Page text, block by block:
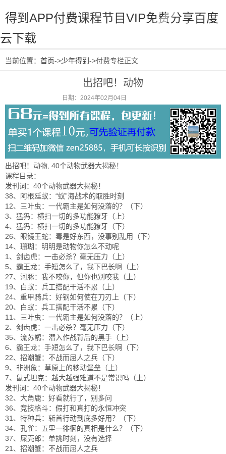
得到APP付费课程节目VIP免费分享百度
云下载
当前位置： 首页->少年得到 ->付费专栏正文
出招吧！动物
日期：2024年02月04日
出招吧！动物, 40个动物武器大揭秘！
课程目录：
发刊词：40个动物武器大揭秘！
38、阿根廷蚁：“蚁”海战术的取胜时刻
12、三叶虫：一代霸主是如何没落的？（下）
3、猛犸：横扫一切的多功能獠牙（上）
4、猛犸：横扫一切的多功能獠牙（下）
26、眼镜王蛇：毒是好东西，没事别乱用（下）
14、珊瑚：明明是动物你怎么不动呢
1、剑齿虎：一击必杀？毫无压力（上）
5、霸王龙：手短怎么了，我下巴长啊（上）
27、河豚：我不咬你，但你也别咬我（上）
19、白蚁：兵工搭配干活不累（上）
24、重甲骑兵：好钢如何使在刀刃上（下）
20、白蚁：兵工搭配干活不累（下）
11、三叶虫：一代霸主是如何没落的？（上）
2、剑齿虎：一击必杀？毫无压力（下）
35、流苏鹬：潜入作战背后的黑手（上）
6、霸王龙：手短怎么了，我下巴长啊（下）
22、招潮蟹：不战而屈人之兵（下）
9、非洲象：草原上的移动堡垒（上）
7、鼠式坦克：越大越强难道不是常识吗（上）
发刊词：40个动物武器大揭秘！
32、大角鹿：好看就行了，别多问
36、竞技格斗：假打和真打的永恒冲突
31、特种兵：斩首行动到底多好用？（下）
34、孔雀：五里一徘徊的真相是什么？（下）
37、屎壳郎：单挑时刻，没有选择
21、招潮蟹：不战而屈人之兵